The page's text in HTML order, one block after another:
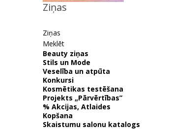
Ziņas
Ziņas
Meklēt
Beauty ziņas
Stils un Mode
Veselība un atpūta
Konkursi
Kosmētikas testēšana
Projekts „Pārvērtības”
% Akcijas, Atlaides
Kopšana
Skaistumu salonu katalogs